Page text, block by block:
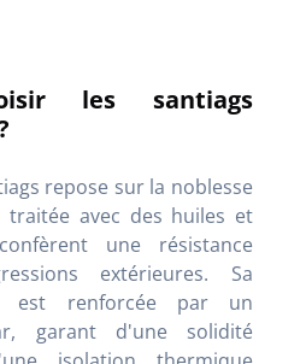
les santiags
repose sur la noblesse
avec des huiles et
une résistance
extérieures. Sa
est renforcée par un
garant d'une solidité